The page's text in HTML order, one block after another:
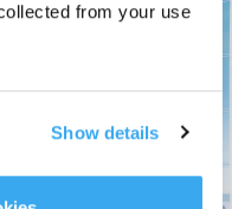
from your use
Show details